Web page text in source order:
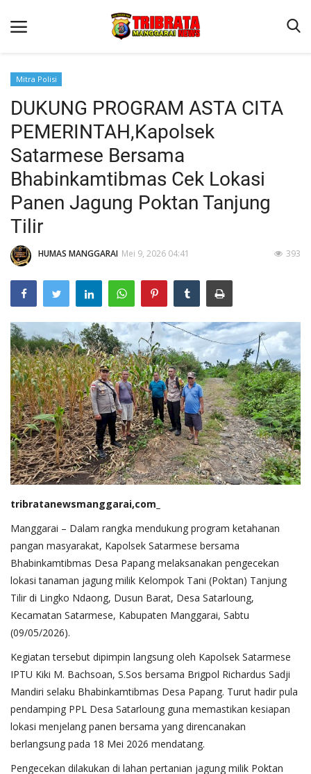
Beranda
Binkam
Kapolres Manggarai Imbau Masyarakat Waspada Cuaca
Kapolres Manggarai Imbau Masyarakat Waspada Cuaca
Reskrim
Lantas
Giat Ops
Polisi Kita
Mitra Polisi
Mitra Polisi
DUKUNG PROGRAM ASTA CITA
PEMERINTAH,Kapolsek
Satarmese Bersama
Bhabinkamtibmas Cek Lokasi
Panen Jagung Poktan Tanjung
Tilir
HUMAS MANGGARAI Mei 9, 2026 04:41 393
tribratanewsmanggarai,com_
Manggarai – Dalam rangka mendukung program ketahanan
pangan masyarakat, Kapolsek Satarmese bersama
Bhabinkamtibmas Desa Papang melaksanakan pengecekan
lokasi tanaman jagung milik Kelompok Tani (Poktan) Tanjung
Tilir di Lingko Ndaong, Dusun Barat, Desa Satarloung,
Kecamatan Satarmese, Kabupaten Manggarai, Sabtu
(09/05/2026).
Kegiatan tersebut dipimpin langsung oleh Kapolsek Satarmese
IPTU Kiki M. Bachsoan, S.Sos bersama Brigpol Richardus Sadji
Mandiri selaku Bhabinkamtibmas Desa Papang. Turut hadir pula
pendamping PPL Desa Satarloung guna memastikan kesiapan
lokasi menjelang panen bersama yang direncanakan
berlangsung pada 18 Mei 2026 mendatang.
Pengecekan dilakukan di lahan pertanian jagung milik Poktan